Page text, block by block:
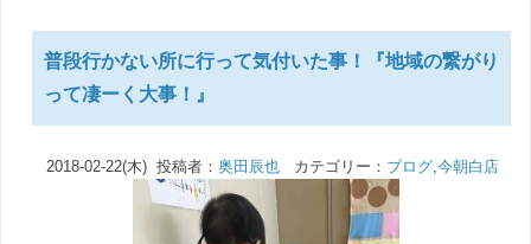
普段行かない所に行って気付いた事！『地域の繋がり
って凄ーく大事！』
2018-02-22(木) 投稿者： 奥田辰也カテゴリー： ブログ,今朝白店